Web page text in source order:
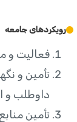
رویکردهای جامعه
فعالیت و
تأمین و
داوطلب و
تأمین